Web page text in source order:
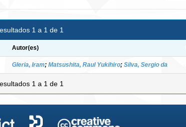
1 a 1 de 1
Autor(es)
Gleria, Iram; Matsushita, Raul Yukihiro; Silva, Sergio da
1 a 1 de 1